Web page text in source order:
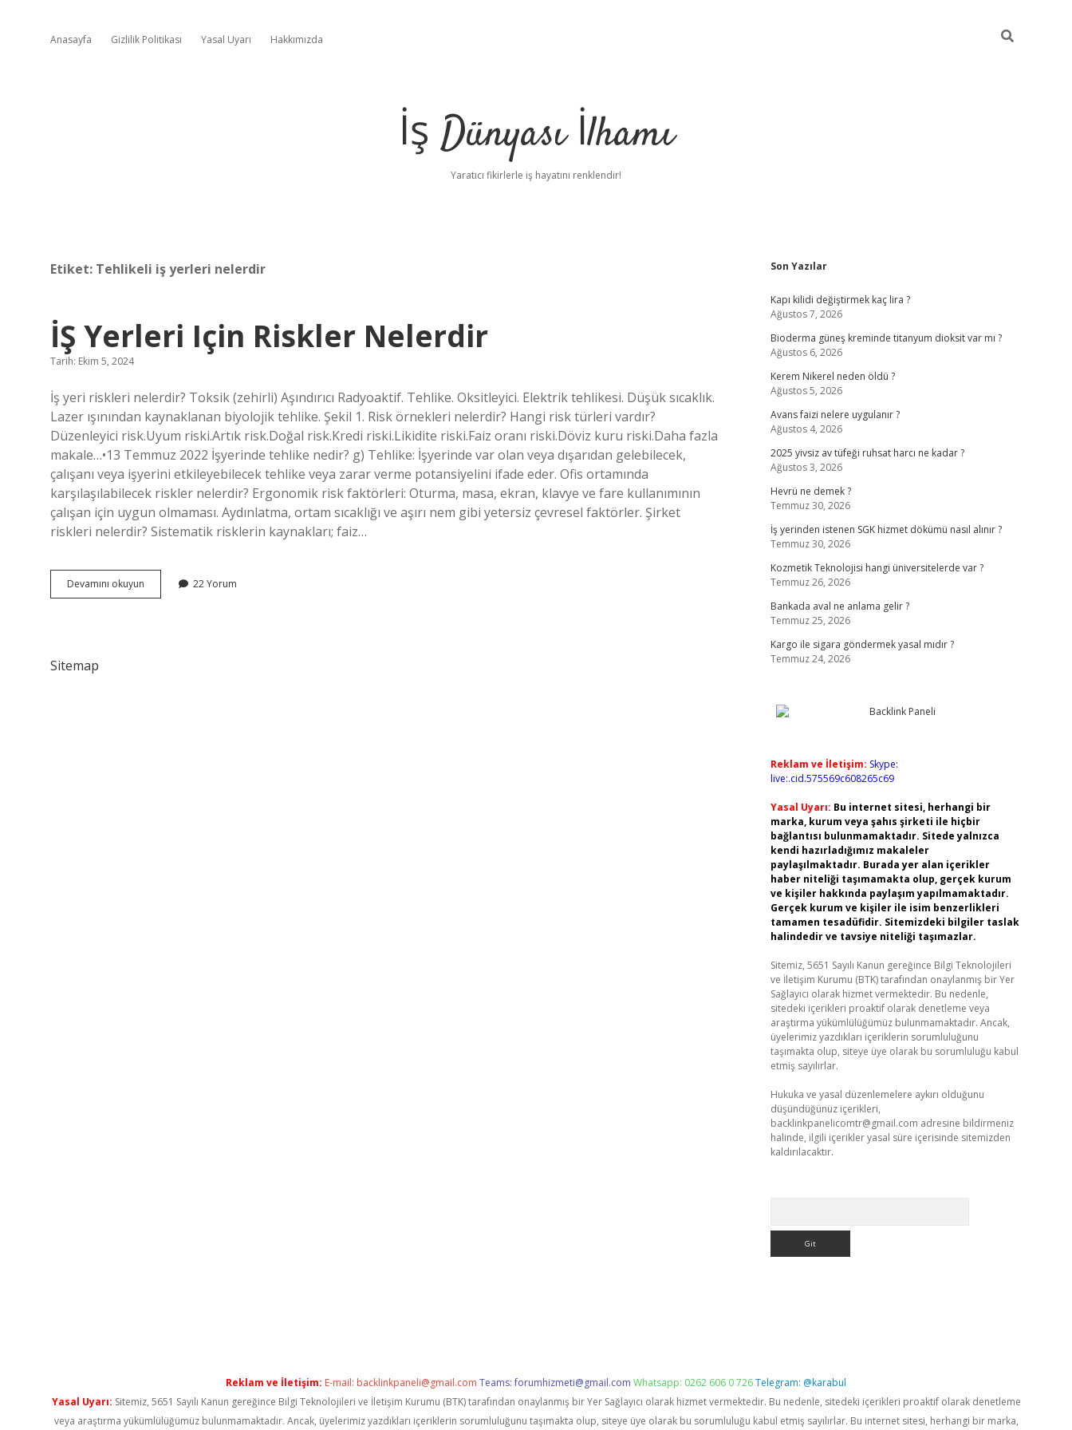
Anasayfa Gizlilik Politikası Yasal Uyarı Hakkımızda
İş Dünyası İlhamı
Yaratıcı fikirlerle iş hayatını renklendir!
Etiket: Tehlikeli iş yerleri nelerdir
İŞ Yerleri Için Riskler Nelerdir
Tarih: Ekim 5, 2024
İş yeri riskleri nelerdir? Toksik (zehirli) Aşındırıcı Radyoaktif. Tehlike. Oksitleyici. Elektrik tehlikesi. Düşük sıcaklık.
Lazer ışınından kaynaklanan biyolojik tehlike. Şekil 1. Risk örnekleri nelerdir? Hangi risk türleri vardır?
Düzenleyici risk.Uyum riski.Artık risk.Doğal risk.Kredi riski.Likidite riski.Faiz oranı riski.Döviz kuru riski.Daha fazla
makale…•13 Temmuz 2022 İşyerinde tehlike nedir? g) Tehlike: İşyerinde var olan veya dışarıdan gelebilecek,
çalışanı veya işyerini etkileyebilecek tehlike veya zarar verme potansiyelini ifade eder. Ofis ortamında
karşılaşılabilecek riskler nelerdir? Ergonomik risk faktörleri: Oturma, masa, ekran, klavye ve fare kullanımının
çalışan için uygun olmaması. Aydınlatma, ortam sıcaklığı ve aşırı nem gibi yetersiz çevresel faktörler. Şirket
riskleri nelerdir? Sistematik risklerin kaynakları; faiz…
Devamını okuyun
Yerleri
22 Yorum
Sitemap
Sidebar
Son Yazılar
Kapı kilidi değiştirmek kaç lira ?
Ağustos 7, 2026
Bioderma güneş kreminde titanyum dioksit var mı ?
Ağustos 6, 2026
Kerem Nikerel neden öldü ?
Ağustos 5, 2026
Avans faizi nelere uygulanır ?
Ağustos 4, 2026
2025 yivsiz av tüfeği ruhsat harcı ne kadar ?
Ağustos 3, 2026
Hevrü ne demek ?
Temmuz 30, 2026
İş yerinden istenen SGK hizmet dökümü nasıl alınır ?
Temmuz 30, 2026
Kozmetik Teknolojisi hangi üniversitelerde var ?
Temmuz 26, 2026
Bankada aval ne anlama gelir ?
Temmuz 25, 2026
Kargo ile sigara göndermek yasal mıdır ?
Temmuz 24, 2026
Reklam ve İletişim: Skype:
live:.cid.575569c608265c69
Yasal Uyarı: Bu internet sitesi, herhangi bir
marka, kurum veya şahıs şirketi ile hiçbir
bağlantısı bulunmamaktadır. Sitede yalnızca
kendi hazırladığımız makaleler
paylaşılmaktadır. Burada yer alan içerikler
haber niteliği taşımamakta olup, gerçek kurum
ve kişiler hakkında paylaşım yapılmamaktadır.
Gerçek kurum ve kişiler ile isim benzerlikleri
tamamen tesadüfidir. Sitemizdeki bilgiler taslak
halindedir ve tavsiye niteliği taşımazlar.
Sitemiz, 5651 Sayılı Kanun gereğince Bilgi Teknolojileri
ve İletişim Kurumu (BTK) tarafından onaylanmış bir Yer
Sağlayıcı olarak hizmet vermektedir. Bu nedenle,
sitedeki içerikleri proaktif olarak denetleme veya
araştırma yükümlülüğümüz bulunmamaktadır. Ancak,
üyelerimiz yazdıkları içeriklerin sorumluluğunu
taşımakta olup, siteye üye olarak bu sorumluluğu kabul
etmiş sayılırlar.
Hukuka ve yasal düzenlemelere aykırı olduğunu
düşündüğünüz içerikleri,
backlinkpanelicomtr@gmail.com adresine bildirmeniz
halinde, ilgili içerikler yasal süre içerisinde sitemizden
kaldırılacaktır.
Reklam ve İletişim: E-mail: backlinkpaneli@gmail.com Teams:forumhizmeti@gmail.com Whatsapp: 0262 606 0 726Telegram: @karabul
Yasal Uyarı: Sitemiz, 5651 Sayılı Kanun gereğince Bilgi Teknolojileri ve İletişim Kurumu (BTK) tarafından onaylanmış bir Yer Sağlayıcı olarak hizmet vermektedir. Bu nedenle, sitedeki içerikleri proaktif olarak denetleme
veya araştırma yükümlülüğümüz bulunmamaktadır. Ancak, üyelerimiz yazdıkları içeriklerin sorumluluğunu taşımakta olup, siteye üye olarak bu sorumluluğu kabul etmiş sayılırlar. Bu internet sitesi, herhangi bir marka,